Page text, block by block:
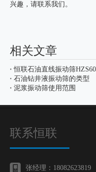
兴趣，请联系我们。
相关文章
石油钻井液振动筛的类型
泥浆振动筛使用范围
联系恒联
张经理：18082623819